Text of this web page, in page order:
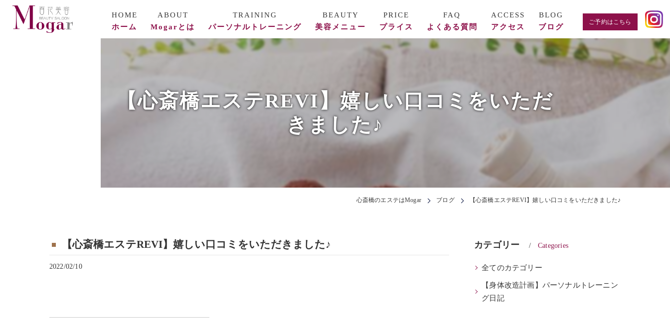
ホーム Mogarとは パーソナルトレーニング 美容メニュー
頭蓋骨矯正・整体
エステ
プライス よくある質問 アクセス ブログ
ご予約はこちら
【心斎橋エステREVI】嬉しい口コミをいただ
きました♪
心斎橋のエステはMogar ブログ 【心斎橋エステREVI】嬉しい口コミをいただきました♪
【心斎橋エステREVI】嬉しい口コミをいただきました♪
2022/02/10
カテゴリー Categories
全てのカテゴリー
【身体改造計画】パーソナルトレーニン
グ日記